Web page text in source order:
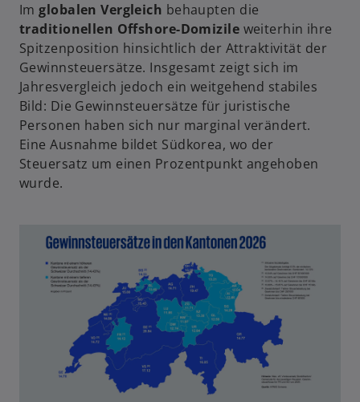
r
Im globalen Vergleich behaupten die
traditionellen Offshore-Domizile weiterhin ihre
Spitzenposition hinsichtlich der Attraktivität der
Gewinnsteuersätze. Insgesamt zeigt sich im
Jahresvergleich jedoch ein weitgehend stabiles
Bild: Die Gewinnsteuersätze für juristische
Personen haben sich nur marginal verändert.
Eine Ausnahme bildet Südkorea, wo der
Steuersatz um einen Prozentpunkt angehoben
wurde.